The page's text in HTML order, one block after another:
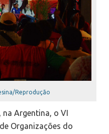
Reprodução
na Argentina, o VI
Organizações do